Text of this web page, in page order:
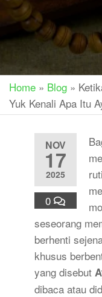
Home » Blog »
Yuk Kenali Apa Itu
NOV
17
2025
0
seseorang
berhenti
khusus
yang disebut
dibaca atau